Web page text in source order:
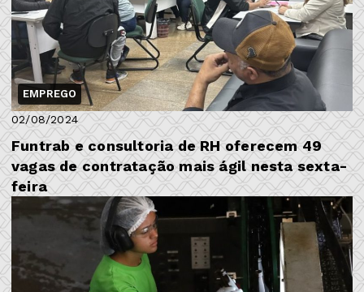
EMPREGO
02/08/2024
Funtrab e consultoria de RH oferecem 49
vagas de contratação mais ágil nesta sexta-
feira